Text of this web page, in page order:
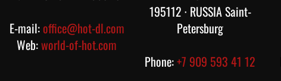
E-mail: office@hot-dl.com
Web:world-of-hot.com
195112 · RUSSIA Saint-
Petersburg
Phone:+7 909 593 41 12